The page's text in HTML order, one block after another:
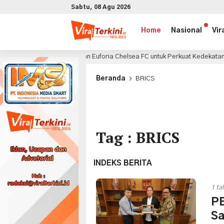
Sabtu, 08 Agu 2026
Home Nasional
Manfaatkan Euforia Chelsea FC untuk Perkuat Kedekatan dengan
Beranda BRICS
Tag : BRICS
INDEKS BERITA
1